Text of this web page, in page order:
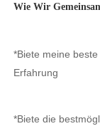
Wie Wir
*Biete meine
Erfahrung
*Biete die